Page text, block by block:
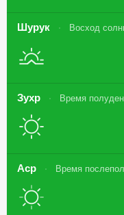
Шурук Восход
Зухр Время
Аср Время